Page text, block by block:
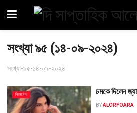
সংখ্যা ৯৫ (১৪-০৯-২০২৪)
সংখ্যা-৯৫-১৪-০৯-২০২৪
বিনোদন চমকে দিলেন
BYALORFOARA